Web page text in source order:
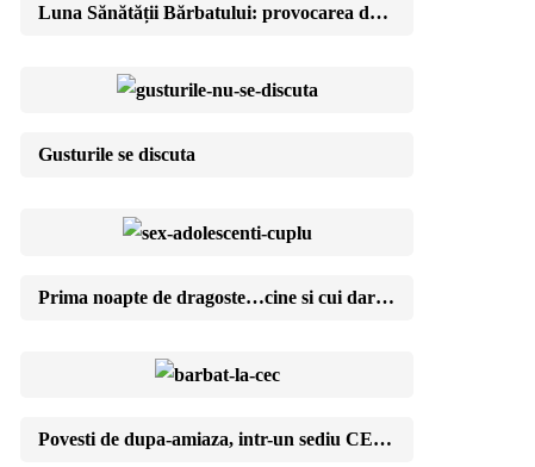
Luna Sănătății Bărbatului: provocarea de 30 de zile cu care îți schimbi anul
Gusturile se discuta
Prima noapte de dragoste…cine si cui daruieste?
Povesti de dupa-amiaza, intr-un sediu CEC de cartier